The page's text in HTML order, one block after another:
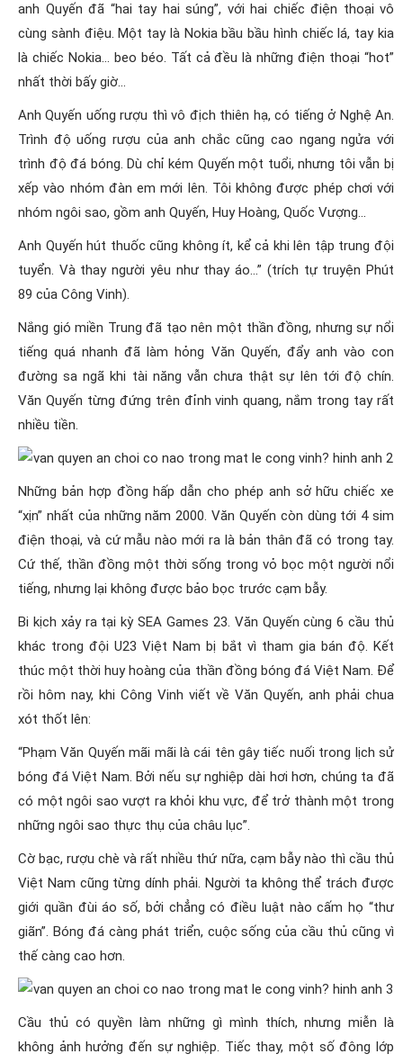
anh Quyến đã “hai tay hai súng”, với hai chiếc điện thoại vô
cùng sành điệu. Một tay là Nokia bầu bầu hình chiếc lá, tay kia
là chiếc Nokia… beo béo. Tất cả đều là những điện thoại “hot”
nhất thời bấy giờ…
Anh Quyến uống rượu thì vô địch thiên hạ, có tiếng ở Nghệ An.
Trình độ uống rượu của anh chắc cũng cao ngang ngửa với
trình độ đá bóng. Dù chỉ kém Quyến một tuổi, nhưng tôi vẫn bị
xếp vào nhóm đàn em mới lên. Tôi không được phép chơi với
nhóm ngôi sao, gồm anh Quyến, Huy Hoàng, Quốc Vượng…
Anh Quyến hút thuốc cũng không ít, kể cả khi lên tập trung đội
tuyển. Và thay người yêu như thay áo…” (trích tự truyện Phút
89 của Công Vinh).
Nắng gió miền Trung đã tạo nên một thần đồng, nhưng sự nổi
tiếng quá nhanh đã làm hỏng Văn Quyến, đẩy anh vào con
đường sa ngã khi tài năng vẫn chưa thật sự lên tới độ chín.
Văn Quyến từng đứng trên đỉnh vinh quang, nắm trong tay rất
nhiều tiền.
Những bản hợp đồng hấp dẫn cho phép anh sở hữu chiếc xe
“xịn” nhất của những năm 2000. Văn Quyến còn dùng tới 4 sim
điện thoại, và cứ mẫu nào mới ra là bản thân đã có trong tay.
Cứ thế, thần đồng một thời sống trong vỏ bọc một người nổi
tiếng, nhưng lại không được bảo bọc trước cạm bẫy.
Bi kịch xảy ra tại kỳ SEA Games 23. Văn Quyến cùng 6 cầu thủ
khác trong đội U23 Việt Nam bị bắt vì tham gia bán độ. Kết
thúc một thời huy hoàng của thần đồng bóng đá Việt Nam. Để
rồi hôm nay, khi Công Vinh viết về Văn Quyến, anh phải chua
xót thốt lên:
“Phạm Văn Quyến mãi mãi là cái tên gây tiếc nuối trong lịch sử
bóng đá Việt Nam. Bởi nếu sự nghiệp dài hơi hơn, chúng ta đã
có một ngôi sao vượt ra khỏi khu vực, để trở thành một trong
những ngôi sao thực thụ của châu lục”.
Cờ bạc, rượu chè và rất nhiều thứ nữa, cạm bẫy nào thì cầu thủ
Việt Nam cũng từng dính phải. Người ta không thể trách được
giới quần đùi áo số, bởi chẳng có điều luật nào cấm họ “thư
giãn”. Bóng đá càng phát triển, cuộc sống của cầu thủ cũng vì
thế càng cao hơn.
Cầu thủ có quyền làm những gì mình thích, nhưng miễn là
không ảnh hưởng đến sự nghiệp. Tiếc thay, một số đông lớp